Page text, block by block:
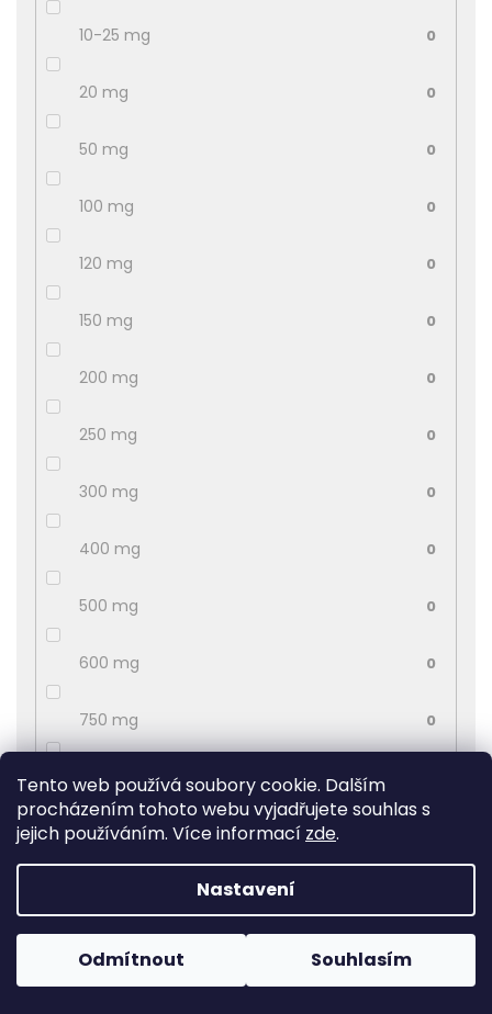
Tento web používá soubory cookie. Dalším
procházením tohoto webu vyjadřujete souhlas s
jejich používáním. Více informací zde.
Nastavení
Odmítnout Souhlasím
10-25 mg 0
20 mg 0
50 mg 0
100 mg 0
120 mg 0
150 mg 0
200 mg 0
250 mg 0
300 mg 0
400 mg 0
500 mg 0
600 mg 0
750 mg 0
1000 mg
1200 mg
2000 mg